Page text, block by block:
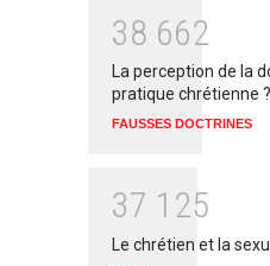
38 662
La perception de la
pratique chrétienne ?
FAUSSES DOCTRINES
37 1 25
Le chrétien et la